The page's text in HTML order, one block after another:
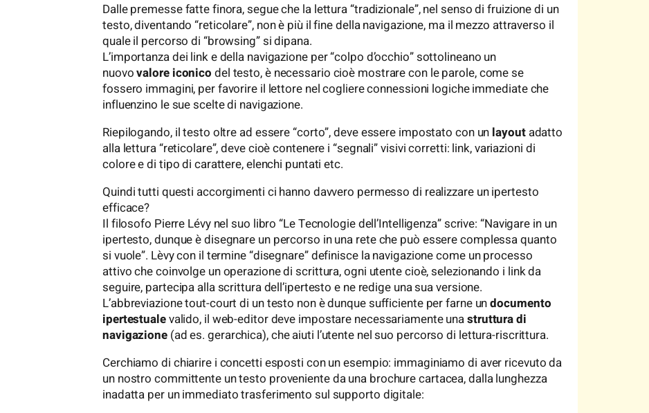
Dalle premesse fatte finora, segue che la lettura “tradizionale”, nel senso di fruizione di un
testo, diventando “reticolare”, non è più il fine della navigazione, ma il mezzo attraverso il
quale il percorso di “browsing” si dipana.
L’importanza dei link e della navigazione per “colpo d’occhio” sottolineano un
nuovovalore iconico del testo, è necessario cioè mostrare con le parole, come se
fossero immagini, per favorire il lettore nel cogliere connessioni logiche immediate che
influenzino le sue scelte di navigazione.
Riepilogando, il testo oltre ad essere “corto”, deve essere impostato con un layoutadatto
alla lettura “reticolare”, deve cioè contenere i “segnali” visivi corretti: link, variazioni di
colore e di tipo di carattere, elenchi puntati etc.
Quindi tutti questi accorgimenti ci hanno davvero permesso di realizzare un ipertesto
efficace?
Il filosofo Pierre Lévy nel suo libro “Le Tecnologie dell’Intelligenza” scrive: “Navigare in un
ipertesto, dunque è disegnare un percorso in una rete che può essere complessa quanto
si vuole”. Lèvy con il termine “disegnare” definisce la navigazione come un processo
attivo che coinvolge un operazione di scrittura, ogni utente cioè, selezionando i link da
seguire, partecipa alla scrittura dell’ipertesto e ne redige una sua versione.
L’abbreviazione tout-court di un testo non è dunque sufficiente per farne undocumento
ipertestualevalido, il web-editor deve impostare necessariamente unastruttura di
navigazione(ad es. gerarchica), che aiuti l’utente nel suo percorso di lettura-riscrittura.
Cerchiamo di chiarire i concetti esposti con un esempio: immaginiamo di aver ricevuto da
un nostro committente un testo proveniente da una brochure cartacea, dalla lunghezza
inadatta per un immediato trasferimento sul supporto digitale: